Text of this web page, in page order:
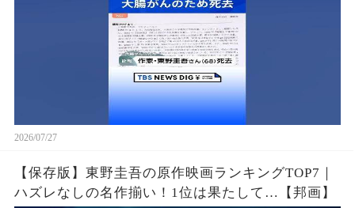
2026/07/27
【保存版】東野圭吾の原作映画ランキングTOP7｜
ハズレなしの名作揃い！1位は果たして…【邦画】